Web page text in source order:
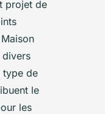
projet de
divers
type de
le
les